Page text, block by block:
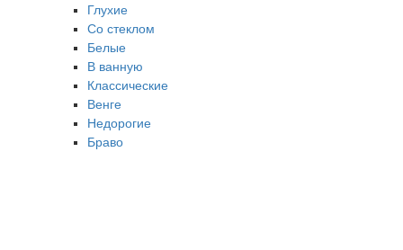
Глухие
Со стеклом
Белые
В ванную
Классические
Венге
Недорогие
Браво